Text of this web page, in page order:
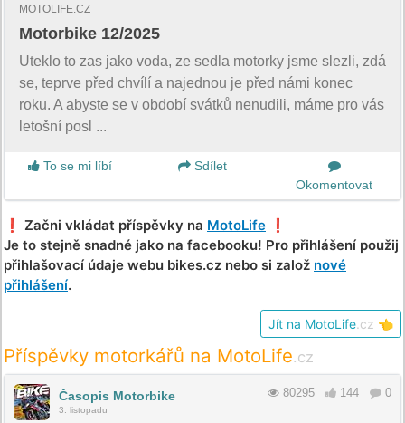
MOTOLIFE.CZ
Motorbike 12/2025
Uteklo to zas jako voda, ze sedla motorky jsme slezli, zdá
se, teprve před chvílí a najednou je před námi konec
roku. A abyste se v období svátků nenudili, máme pro vás
letošní posl ...
To se mi líbí
Sdílet
Okomentovat
❗️ Začni vkládat příspěvky na MotoLife ❗️
Je to stejně snadné jako na facebooku! Pro přihlášení použij
přihlašovací údaje webu bikes.cz nebo si založ nové
přihlášení.
Jít na MotoLife .cz 👈
Příspěvky motorkářů na MotoLife.cz
Časopis Motorbike
3. listopadu
80295 144 0